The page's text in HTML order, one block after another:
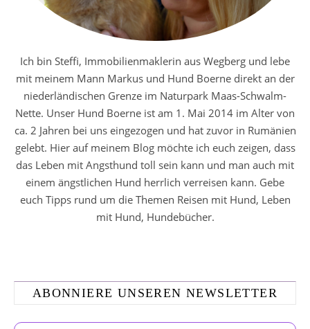
Ich bin Steffi, Immobilienmaklerin aus Wegberg und lebe
mit meinem Mann Markus und Hund Boerne direkt an der
niederländischen Grenze im Naturpark Maas-Schwalm-
Nette. Unser Hund Boerne ist am 1. Mai 2014 im Alter von
ca. 2 Jahren bei uns eingezogen und hat zuvor in Rumänien
gelebt. Hier auf meinem Blog möchte ich euch zeigen, dass
das Leben mit Angsthund toll sein kann und man auch mit
einem ängstlichen Hund herrlich verreisen kann. Gebe
euch Tipps rund um die Themen Reisen mit Hund, Leben
mit Hund, Hundebücher.
ABONNIERE UNSEREN NEWSLETTER